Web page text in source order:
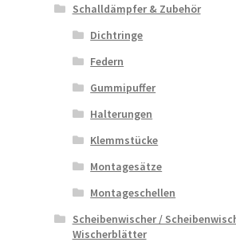
Schalldämpfer & Zubehör
Dichtringe
Federn
Gummipuffer
Halterungen
Klemmstücke
Montagesätze
Montageschellen
Scheibenwischer /
Wischerblätter